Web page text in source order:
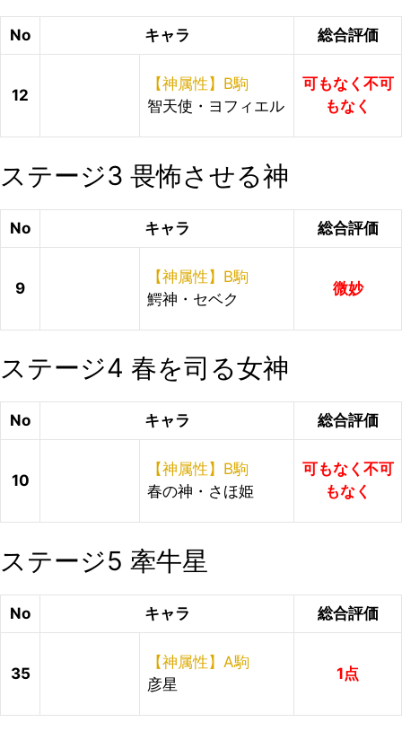
No キャラ 総合評価
12
【神属性】B駒
智天使・ヨフィエル
可もなく不可
もなく
ステージ3 畏怖させる神
No キャラ 総合評価
9
【神属性】B駒
鰐神・セベク
微妙
ステージ4 春を司る女神
No キャラ 総合評価
10
【神属性】B駒
春の神・さほ姫
可もなく不可
もなく
ステージ5 牽牛星
No キャラ 総合評価
35
【神属性】A駒
彦星
1点